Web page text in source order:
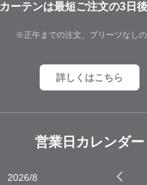
カーテンは最短ご注文の3日
※正午までの注文、プリーツなし
詳しくはこちら
営業日カレンダー
2026/8